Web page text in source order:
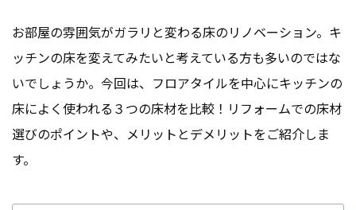
お部屋の雰囲気がガラリと変わる床のリノベーション。キ
ッチンの床を変えてみたいと考えている方も多いのではな
いでしょうか。今回は、フロアタイルを中心にキッチンの
床によく使われる３つの床材を比較！リフォームでの床材
選びのポイントや、メリットとデメリットをご紹介しま
す。